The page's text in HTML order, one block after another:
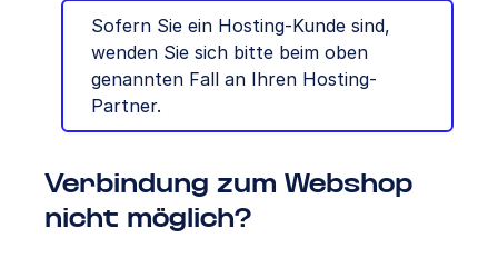
Sofern Sie ein Hosting-Kunde sind,
wenden Sie sich bitte beim oben
genannten Fall an Ihren Hosting-
Partner.
Verbindung zum Webshop
nicht möglich?